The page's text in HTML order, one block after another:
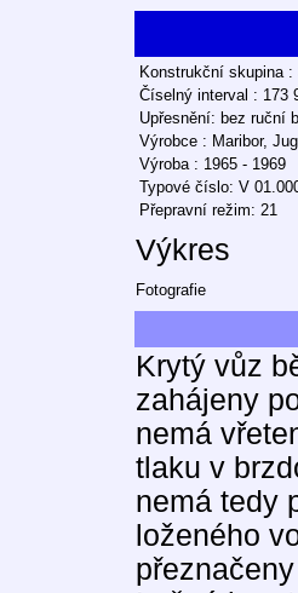
Konstrukční skupina :
Číselný interval : 173
Upřesnění: bez ruční
Výrobce : Maribor,
Výroba : 1965 - 1969
Typové číslo: V
Přepravní režim: 21
Výkres
Fotografie
Krytý vůz
zahájeny
nemá
tlaku v
nemá tedy
loženého